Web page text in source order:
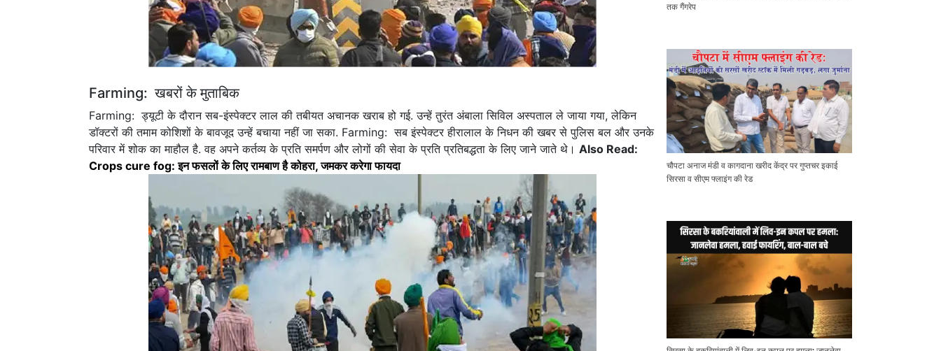
Farming: खबरों के मुताबिक
Farming: ड्यूटी के दौरान सब-इंस्पेक्टर लाल की तबीयत अचानक खराब हो गई. उन्हें तुरंत अंबाला सिविल अस्पताल ले जाया गया, लेकिन
डॉक्टरों की तमाम कोशिशों के बावजूद उन्हें बचाया नहीं जा सका. Farming: सब इंस्पेक्टर हीरालाल के निधन की खबर से पुलिस बल और उनके
परिवार में शोक का माहौल है. वह अपने कर्तव्य के प्रति समर्पण और लोगों की सेवा के प्रति प्रतिबद्धता के लिए जाने जाते थे। Also Read:
Crops cure fog: इन फसलों के लिए रामबाण है कोहरा, जमकर करेगा फायदा
तक गैंगरेप
चौपटा अनाज मंडी व कागदाना खरीद केंद्र पर गुप्तचर इकाई
सिरसा व सीएम फ्लाइंग की रेड